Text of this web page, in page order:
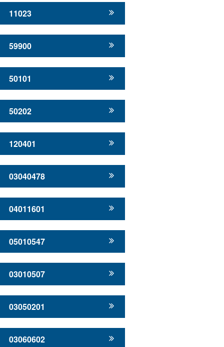
11023
59900
50101
50202
120401
03040478
04011601
05010547
03010507
03050201
03060602